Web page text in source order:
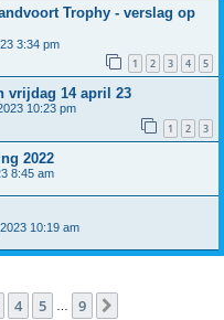
Trophy - verslag op
3:34 pm
1 2 3 4 5
vrijdag 14 april 23
10:23 pm
1 2 3
2022
8:45 am
10:19 am
4 5 9